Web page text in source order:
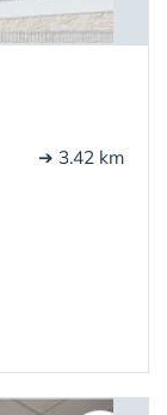
➔ 3.42 km